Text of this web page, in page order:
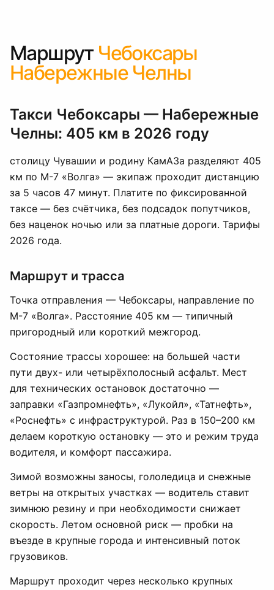
Маршрут Чебоксары
Набережные Челны
Такси Чебоксары — Набережные
Челны: 405 км в 2026 году
столицу Чувашии и родину КамАЗа разделяют 405
км по М-7 «Волга» — экипаж проходит дистанцию
за 5 часов 47 минут. Платите по фиксированной
таксе — без счётчика, без подсадок попутчиков,
без наценок ночью или за платные дороги. Тарифы
2026 года.
Маршрут и трасса
Точка отправления — Чебоксары, направление по
М-7 «Волга». Расстояние 405 км — типичный
пригородный или короткий межгород.
Состояние трассы хорошее: на большей части
пути двух- или четырёхполосный асфальт. Мест
для технических остановок достаточно —
заправки «Газпромнефть», «Лукойл», «Татнефть»,
«Роснефть» с инфраструктурой. Раз в 150–200 км
делаем короткую остановку — это и режим труда
водителя, и комфорт пассажира.
Зимой возможны заносы, гололедица и снежные
ветры на открытых участках — водитель ставит
зимнюю резину и при необходимости снижает
скорость. Летом основной риск — пробки на
въезде в крупные города и интенсивный поток
грузовиков.
Маршрут проходит через несколько крупных